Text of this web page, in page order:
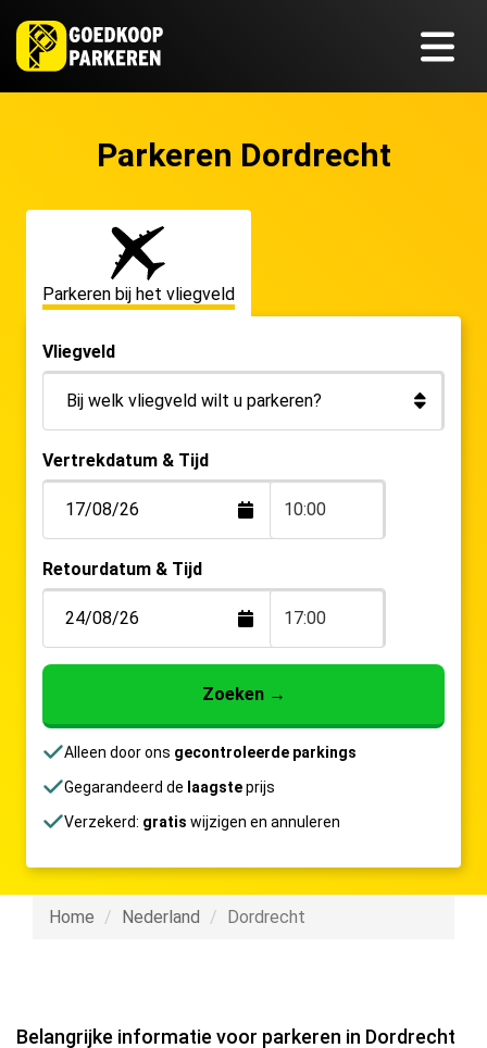
Parkeren Dordrecht
Parkeren bij het vliegveld
Vliegveld
Vertrekdatum & Tijd
10:00
Retourdatum & Tijd
17:00
Alleen door ons gecontroleerde parkings
Gegarandeerd de laagsteprijs
Verzekerd: gratis wijzigen en annuleren
Zoeken→
Home Nederland Dordrecht
Belangrijke informatie voor parkeren in Dordrecht